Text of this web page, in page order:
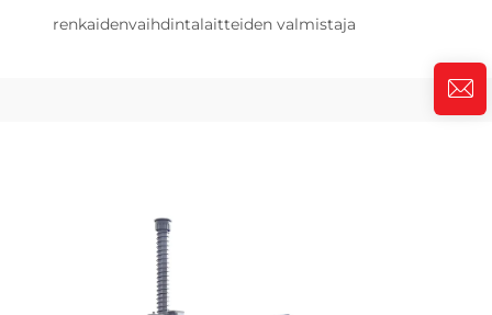
renkaidenvaihdintalaitteiden valmistaja